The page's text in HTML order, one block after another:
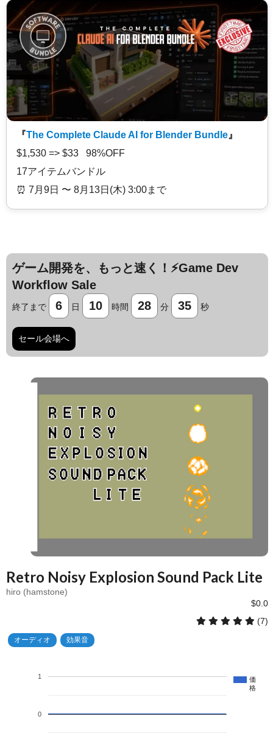
『The Complete Claude AI for Blender Bundle 』
$1,530 => $33 98%OFF
17アイテムバンドル
⏰️ 7月9日 〜 8月13日(木) 3:00まで
ゲーム開発を、もっと速く！⚡️Game Dev
Workflow Sale
終了まで 6 日 10 時間 28 分 34 秒
セール会場へ
Retro Noisy Explosion Sound Pack Lite
hiro (hamstone)
$0.0
(7)
オーディオ 効果音
価
格
0
1